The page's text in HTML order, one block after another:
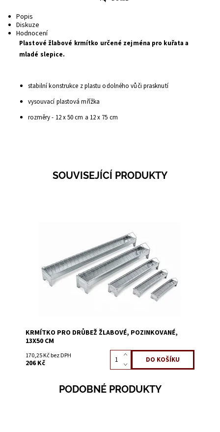
Popis
Diskuze
Hodnocení
Plastové žlabové krmítko určené zejména pro kuřata a
mladé slepice.
stabilní konstrukce z plastu odolného vůči prasknutí
vysouvací plastová mřížka
rozměry - 12 x 50 cm a 12 x 75 cm
SOUVISEJÍCÍ PRODUKTY
KRMÍTKO PRO DRŮBEŽ ŽLABOVÉ, POZINKOVANÉ,
13X50 CM
170,25 Kč bez DPH
206 Kč
PODOBNÉ PRODUKTY